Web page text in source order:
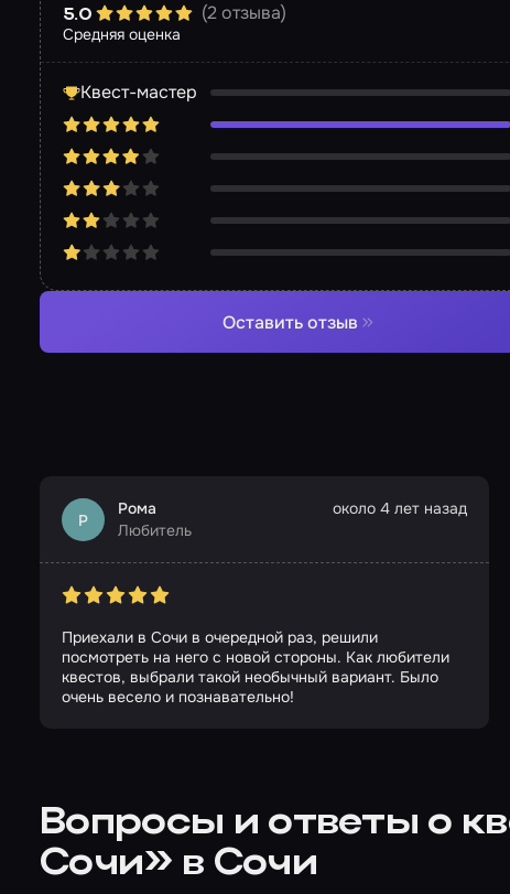
Средняя оценка
5.0 (2 отзыва)
Квест-мастер
Оставить отзыв
Р
Рома
Любитель
около 4 лет назад
Приехали в Сочи в очередной раз, решили
посмотреть на него с новой стороны. Как любители
квестов, выбрали такой необычный вариант. Было
очень весело и познавательно!
Вопросы и ответы о
Сочи» в Сочи